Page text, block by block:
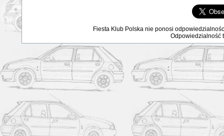
Fiesta Klub Polska nie ponosi
Odpowiedzialność